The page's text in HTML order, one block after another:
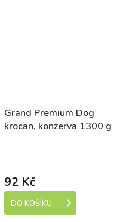
Grand Premium Dog
krocan, konzerva 1300 g
92 Kč
DO KOŠÍKU